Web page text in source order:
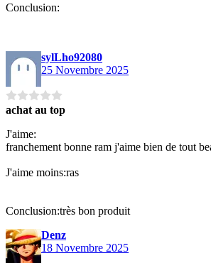
Conclusion:
sylLho92080
25 Novembre 2025
achat au top
J'aime:
franchement bonne ram j'aime bien de tout
J'aime moins:ras
Conclusion:très bon produit
Denz
18 Novembre 2025